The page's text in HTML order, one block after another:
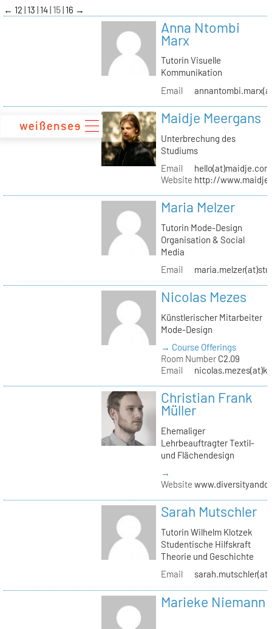
zum
Inhalt
← 12 13 14 15 16 →
Anna Ntombi
Marx
Tutorin Visuelle
Kommunikation
Email
Maidje Meergans
Unterbrechung des
Studiums
Email
hello(at)maidje.com
Website http://
Maria Melzer
Tutorin Mode-Design
Organisation & Social
Media
Email
Nicolas Mezes
Künstlerischer Mitarbeiter
Mode-Design
→ Course Offerings
Room NumberC2.09
Email
Christian Frank
Müller
Ehemaliger
Lehrbeauftragter Textil-
und Flächendesign
→
Website
Sarah Mutschler
Tutorin Wilhelm Klotzek
Studentische Hilfskraft
Theorie und Geschichte
Email
Marieke Niemann